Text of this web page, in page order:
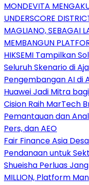
MONDEVITA
UNDERSCORE
MAGLIANO, SEBAGAI
MEMBANGUN
HIKSEMI Tampilkan
Seluruh Skenario di
Pengembangan AI di
Huawei Jadi Mitra
Cision Raih MarTech
Pemantauan dan
Pers, dan AEO
Fair Finance Asia
Pendanaan untuk
Shueisha Perluas
MILLION, Platform